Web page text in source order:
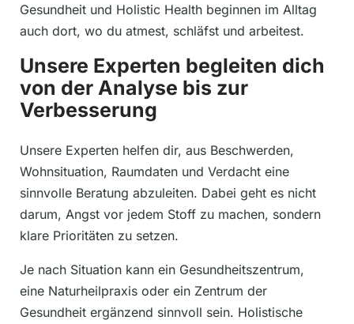
Gesundheit und Holistic Health beginnen im Alltag
auch dort, wo du atmest, schläfst und arbeitest.
Unsere Experten begleiten dich
von der Analyse bis zur
Verbesserung
Unsere Experten helfen dir, aus Beschwerden,
Wohnsituation, Raumdaten und Verdacht eine
sinnvolle Beratung abzuleiten. Dabei geht es nicht
darum, Angst vor jedem Stoff zu machen, sondern
klare Prioritäten zu setzen.
Je nach Situation kann ein Gesundheitszentrum,
eine Naturheilpraxis oder ein Zentrum der
Gesundheit ergänzend sinnvoll sein. Holistische